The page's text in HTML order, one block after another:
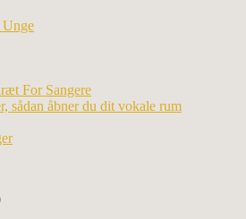
For Sangere
sådan åbner du dit vokale rum